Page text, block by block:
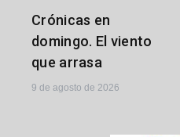
Crónicas en
domingo. El viento
que arrasa
9 de agosto de 2026